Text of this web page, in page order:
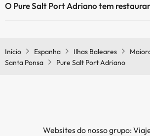
comuns.
O Pure Salt Port Adriano tem
Início Espanha Ilhas Baleares
Santa Ponsa
Pure Salt Port Adriano
Websites do nosso grupo: